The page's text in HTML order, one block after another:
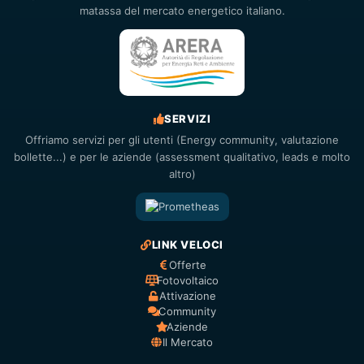
matassa del mercato energetico italiano.
SERVIZI
Offriamo servizi per gli utenti (Energy community, valutazione
bollette...) e per le aziende (assessment qualitativo, leads e molto
altro)
LINK VELOCI
Offerte
Fotovoltaico
Attivazione
Community
Aziende
Il Mercato